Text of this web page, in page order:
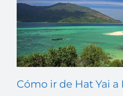
Cómo ir de Hat Yai a